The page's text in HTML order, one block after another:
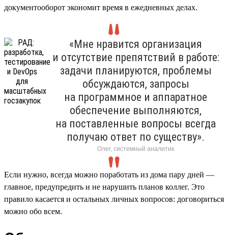
документооборот экономит время в ежедневных делах.
«Мне нравится организация
и отсутствие препятствий в работе:
задачи планируются, проблемы
обсуждаются, запросы
на программное и аппаратное
обеспечение выполняются,
на поставленные вопросы всегда
получаю ответ по существу».
Олег, системный аналитик
Если нужно, всегда можно поработать из дома пару дней —
главное, предупредить и не нарушить планов коллег. Это
правило касается и остальных личных вопросов: договориться
можно обо всем.